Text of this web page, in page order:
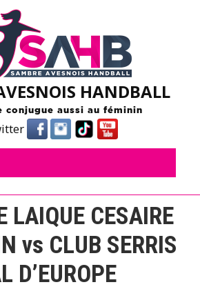
HANDBALL
conjugue aussi au féminin
LAIQUE CESAIRE
vs CLUB SERRIS
D’EUROPE